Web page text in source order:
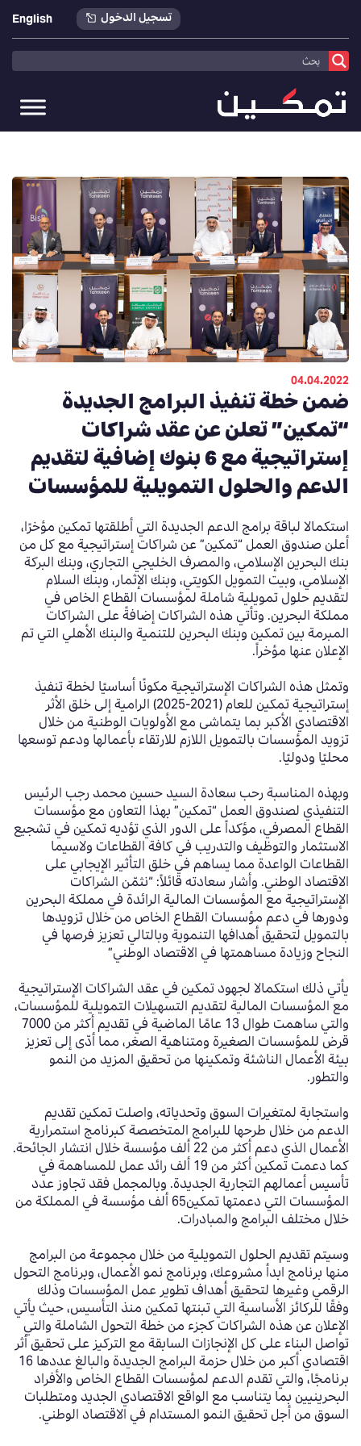
تسجيل الدخول English
تمكين>أخبارنا>
04.04.2022
ضمن خطة تنفيذ البرامج الجديدة
“تمكين” تعلن عن عقد شراكات
إستراتيجية مع 6 بنوك إضافية لتقديم
الدعم والحلول التمويلية للمؤسسات
استكمالا لباقة برامج الدعم الجديدة التي أطلقتها تمكين مؤخرًا،
أعلن صندوق العمل “تمكين” عن شراكات إستراتيجية مع كل من
بنك البحرين الإسلامي، والمصرف الخليجي التجاري، وبنك البركة
الإسلامي، وبيت التمويل الكويتي، وبنك الإثمار، وبنك السلام
لتقديم حلول تمويلية شاملة لمؤسسات القطاع الخاص في
مملكة البحرين. وتأتي هذه الشراكات إضافةً على الشراكات
المبرمة بين تمكين وبنك البحرين للتنمية والبنك الأهلي التي تم
الإعلان عنها مؤخراً.
وتمثل هذه الشراكات الإستراتيجية مكونًا أساسيًا لخطة تنفيذ
إستراتيجية تمكين للعام (2021-2025) الرامية إلى خلق الأثر
الاقتصادي الأكبر بما يتماشى مع الأولويات الوطنية من خلال
تزويد المؤسسات بالتمويل اللازم للارتقاء بأعمالها ودعم توسعها
محليًا ودوليًا.
وبهذه المناسبة رحب سعادة السيد حسين محمد رجب الرئيس
التنفيذي لصندوق العمل “تمكين” بهذا التعاون مع مؤسسات
القطاع المصرفي، مؤكداً على الدور الذي تؤديه تمكين في تشجيع
الاستثمار والتوظيف والتدريب في كافة القطاعات ولاسيما
القطاعات الواعدة مما يساهم في خلق التأثير الإيجابي على
الاقتصاد الوطني. وأشار سعادته قائلاً: “نثمّن الشراكات
الإستراتيجية مع المؤسسات المالية الرائدة في مملكة البحرين
ودورها في دعم مؤسسات القطاع الخاص من خلال تزويدها
بالتمويل لتحقيق أهدافها التنموية وبالتالي تعزيز فرصها في
النجاح وزيادة مساهمتها في الاقتصاد الوطني”
يأتي ذلك استكمالا لجهود تمكين في عقد الشراكات الإستراتيجية
مع المؤسسات المالية لتقديم التسهيلات التمويلية للمؤسسات،
والتي ساهمت طوال 13 عامًا الماضية في تقديم أكثر من 7000
قرض للمؤسسات الصغيرة ومتناهية الصغر، مما أدّى إلى تعزيز
بيئة الأعمال الناشئة وتمكينها من تحقيق المزيد من النمو
والتطور.
واستجابة لمتغيرات السوق وتحدياته، واصلت تمكين تقديم
الدعم من خلال طرحها للبرامج المتخصصة كبرنامج استمرارية
الأعمال الذي دعم أكثر من 22 ألف مؤسسة خلال انتشار الجائحة.
كما دعمت تمكين أكثر من 19 ألف رائد عمل للمساهمة في
تأسيس أعمالهم التجارية الجديدة. وبالمجمل فقد تجاوز عدد
المؤسسات التي دعمتها تمكين65 ألف مؤسسة في المملكة من
خلال مختلف البرامج والمبادرات.
وسيتم تقديم الحلول التمويلية من خلال مجموعة من البرامج
منها برنامج ابدأ مشروعك، وبرنامج نمو الأعمال، وبرنامج التحول
الرقمي وغيرها لتحقيق أهداف تطوير عمل المؤسسات وذلك
وفقًا للركائز الأساسية التي تبنتها تمكين منذ التأسيس، حيث يأتي
الإعلان عن هذه الشراكات كجزء من خطة التحول الشاملة والتي
تواصل البناء على كل الإنجازات السابقة مع التركيز على تحقيق أثر
اقتصادي أكبر من خلال حزمة البرامج الجديدة والبالغ عددها 16
برنامجًا، والتي تقدم الدعم لمؤسسات القطاع الخاص والأفراد
البحرينيين بما يتناسب مع الواقع الاقتصادي الجديد ومتطلبات
السوق من أجل تحقيق النمو المستدام في الاقتصاد الوطني.